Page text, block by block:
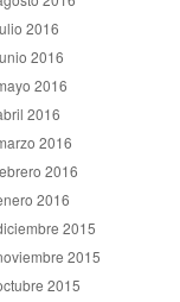
2016
2016
2016
2016
2016
2016
2016
2015
2015
2015